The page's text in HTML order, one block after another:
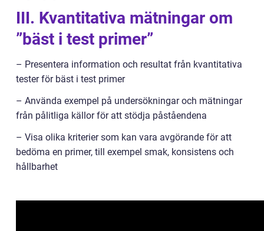
III. Kvantitativa mätningar om
”bäst i test primer”
– Presentera information och resultat från kvantitativa
tester för bäst i test primer
– Använda exempel på undersökningar och mätningar
från pålitliga källor för att stödja påståendena
– Visa olika kriterier som kan vara avgörande för att
bedöma en primer, till exempel smak, konsistens och
hållbarhet